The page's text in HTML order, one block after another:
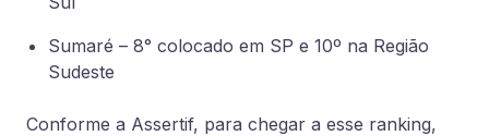
Sumaré – 8° colocado em SP e 10º na Região
Sudeste
Conforme a Assertif, para chegar a esse ranking,